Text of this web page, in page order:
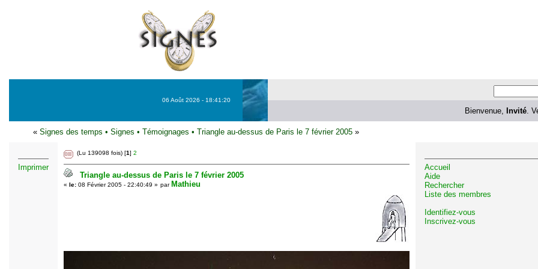
06 Août 2026 - 18:41:20
Bienvenue, Invité.
« Signes des temps • Signes • Témoignages • Triangle au-dessus de Paris le 7 février 2005 »
Imprimer
(Lu 139098 fois) [1] 2
Triangle au-dessus de Paris le 7 février 2005
« le: 08 Février 2005 - 22:40:49 » par Mathieu
Accueil
Aide
Rechercher
Liste des membres
Identifiez-vous
Inscrivez-vous